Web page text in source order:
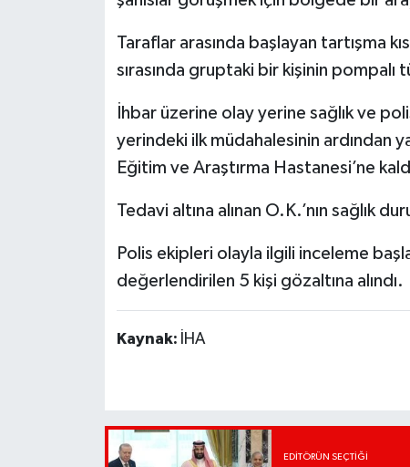
Taraflar arasında başlayan tartışma
sırasında gruptaki bir kişinin pompalı
İhbar üzerine olay yerine sağlık ve
yerindeki ilk müdahalesinin ardından
Eğitim ve Araştırma Hastanesi’ne
Tedavi altına alınan O.K.’nın sağlık
Polis ekipleri olayla ilgili inceleme
değerlendirilen 5 kişi gözaltına alındı.
Kaynak: İHA
EDITÖRÜN SEÇTIĞI